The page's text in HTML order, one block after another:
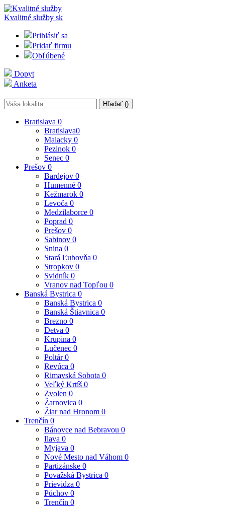
Kvalitné služby sk
Prihlásiť sa
Pridať firmu
Obľúbené
Dopyt
Anketa
Hľadať ()
Bratislava 0
Bratislava0
Malacky 0
Pezinok 0
Senec 0
Prešov 0
Bardejov 0
Humenné 0
Kežmarok 0
Levoča 0
Medzilaborce 0
Poprad 0
Prešov 0
Sabinov 0
Snina 0
Stará Ľubovňa 0
Stropkov 0
Svidník 0
Vranov nad Topľou 0
Banská Bystrica 0
Banská Bystrica 0
Banská Štiavnica 0
Brezno 0
Detva 0
Krupina 0
Lučenec 0
Poltár0
Revúca 0
Rimavská Sobota 0
Veľký Krtíš 0
Zvolen 0
Žarnovica 0
Žiar nad Hronom 0
Trenčín 0
Bánovce nad Bebravou 0
Ilava 0
Myjava 0
Nové Mesto nad Váhom 0
Partizánske 0
Považská Bystrica 0
Prievidza 0
Púchov 0
Trenčín 0